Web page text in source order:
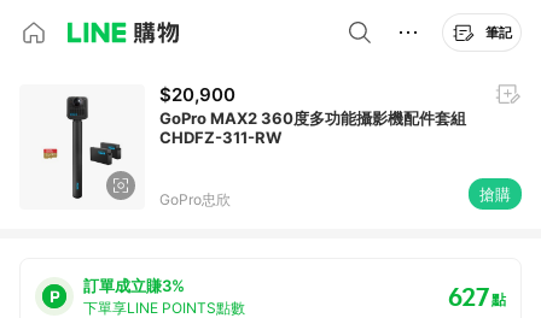
筆記
$20,900
GoPro MAX2 360度多功能攝影機配件套組
CHDFZ-311-RW
GoPro忠欣 搶購
訂單成立賺3%
下單享LINE POINTS點數 627點